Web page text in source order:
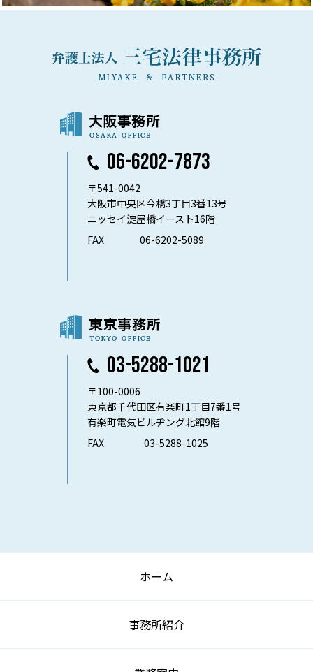
06-6202-7873
〒541-0042
大阪市中央区今橋3丁目3番13号
ニッセイ淀屋橋イースト16階
FAX
06-6202-5089
03-5288-1021
〒100-0006
東京都千代田区有楽町1丁目7番1号
有楽町電気ビルヂング北館9階
FAX
03-5288-1025
ホーム
事務所紹介